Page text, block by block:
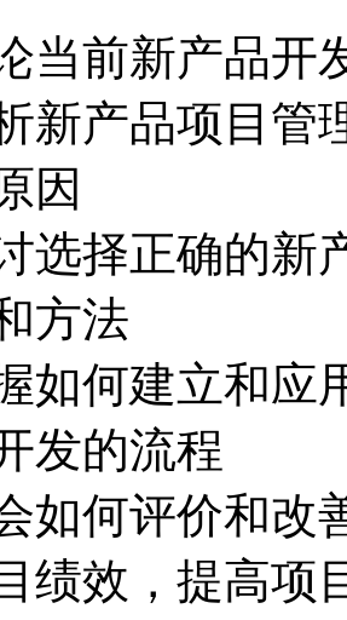
当前新产品开
新产品项目管
因
选择正确的新
方法
如何建立和应
发的流程
如何评价和改
绩效，提高项